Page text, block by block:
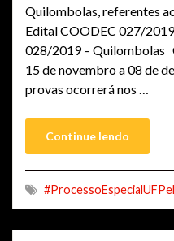
Quilombolas, referentes
Edital COODEC 027/
028/2019 – Quilombolas
15 de novembro a 08 de
provas ocorrerá nos …
Continue lendo
#ProcessoEspecialUFPel